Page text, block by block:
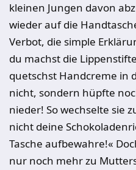
kleinen Jungen davon
wieder auf die
Verbot, die simple
du machst die
quetschst Handcreme in
nicht, sondern hüpfte
nieder! So wechselte sie
nicht deine
Tasche aufbewahre!«
nur noch mehr zu